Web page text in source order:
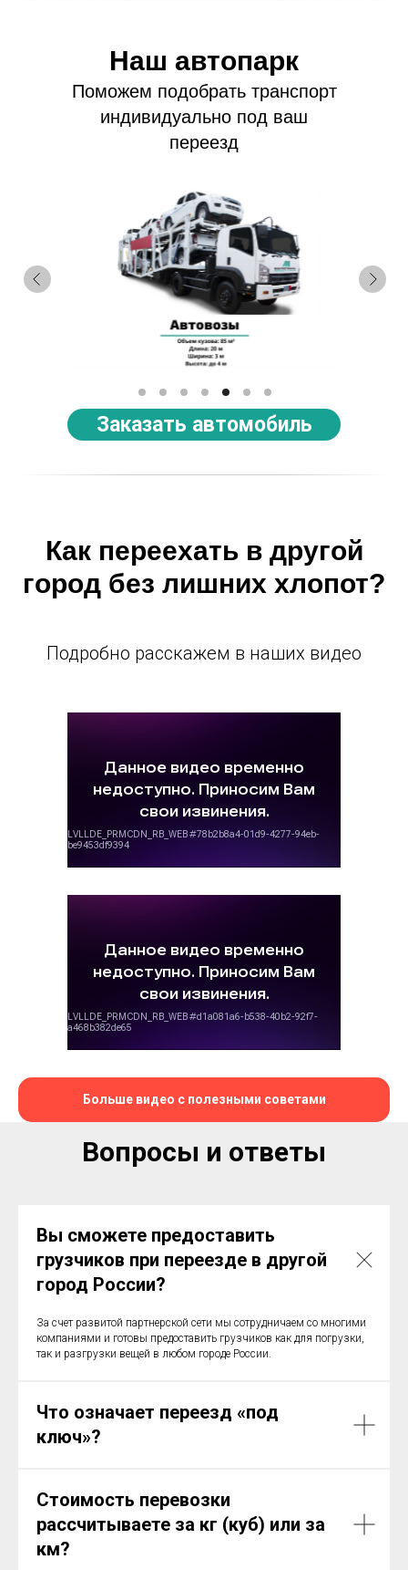
Наш автопарк
Поможем подобрать транспорт
индивидуально под ваш
переезд
Заказать автомобиль
Как переехать в другой
город без лишних хлопот?
Подробно расскажем в наших видео
Больше видео с полезными советами
Вопросы и ответы
Вы сможете предоставить
грузчиков при переезде в другой
город России?
За счет развитой партнерской сети мы сотрудничаем со многими
компаниями и готовы предоставить грузчиков как для погрузки,
так и разгрузки вещей в любом городе России.
Что означает переезд «под
ключ»?
Стоимость перевозки
рассчитываете за кг (куб) или за
км?